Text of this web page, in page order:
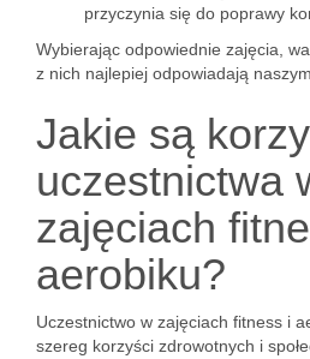
przyczynia się do poprawy
Wybierając odpowiednie zajęcia,
z nich najlepiej odpowiadają
Jakie są
uczestnictwa
zajęciach
aerobiku?
Uczestnictwo w zajęciach fitness i
szereg korzyści zdrowotnych i